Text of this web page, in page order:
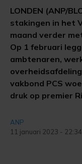
LONDEN (ANP/
stakingen in het
maand verder
Op 1 februari
ambtenaren,
vakbond PCS
druk op premier
ANP
11 januari 2023 - 22:34